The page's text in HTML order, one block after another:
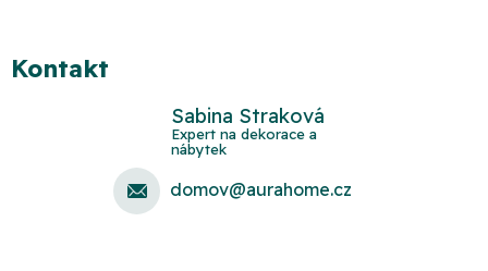
Kontakt
Sabina Straková
domov@aurahome.cz